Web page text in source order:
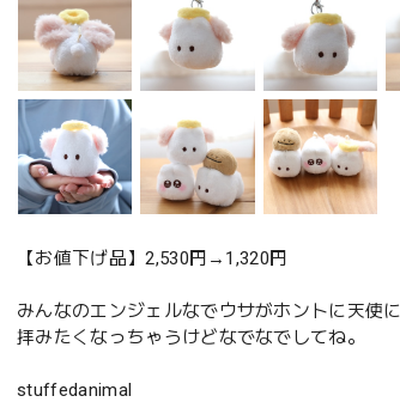
【お値下げ品】2,530円→1,320円
みんなのエンジェルなでウサがホントに天使
拝みたくなっちゃうけどなでなでしてね。
stuffedanimal